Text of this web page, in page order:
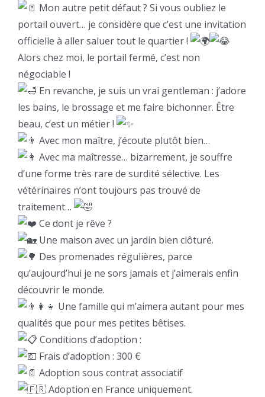
Mon autre petit défaut ? Si vous oubliez le
portail ouvert… je considère que c’est une invitation
officielle à aller saluer tout le quartier !
Alors chez moi, le portail fermé, c’est non
négociable !
En revanche, je suis un vrai gentleman : j’adore
les bains, le brossage et me faire bichonner. Être
beau, c’est un métier !
Avec mon maître, j’écoute plutôt bien…
Avec ma maîtresse… bizarrement, je souffre
d’une forme très rare de surdité sélective. Les
vétérinaires n’ont toujours pas trouvé de
traitement…
Ce dont je rêve ?
Une maison avec un jardin bien clôturé.
Des promenades régulières, parce
qu’aujourd’hui je ne sors jamais et j’aimerais enfin
découvrir le monde.
Une famille qui m’aimera autant pour mes
qualités que pour mes petites bêtises.
Conditions d’adoption :
Frais d’adoption : 300 €
Adoption sous contrat associatif
Adoption en France uniquement.